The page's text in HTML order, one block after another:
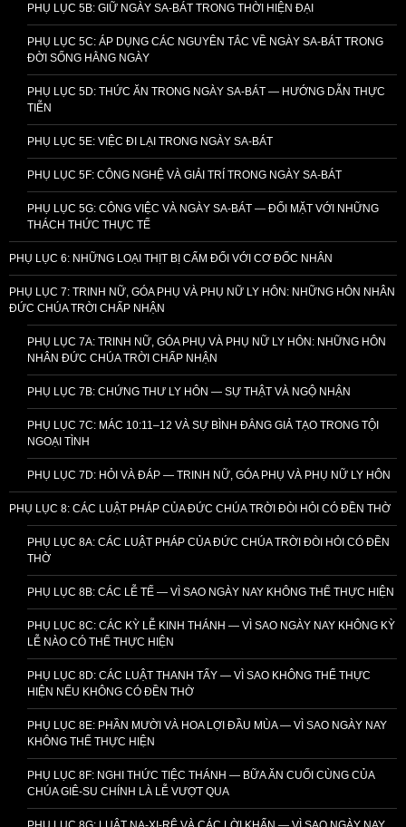
PHỤ LỤC 5B: GIỮ NGÀY SA-BÁT TRONG THỜI HIỆN ĐẠI
PHỤ LỤC 5C: ÁP DỤNG CÁC NGUYÊN TẮC VỀ NGÀY SA-BÁT TRONG
ĐỜI SỐNG HẰNG NGÀY
PHỤ LỤC 5D: THỨC ĂN TRONG NGÀY SA-BÁT — HƯỚNG DẪN THỰC
TIỄN
PHỤ LỤC 5E: VIỆC ĐI LẠI TRONG NGÀY SA-BÁT
PHỤ LỤC 5F: CÔNG NGHỆ VÀ GIẢI TRÍ TRONG NGÀY SA-BÁT
PHỤ LỤC 5G: CÔNG VIỆC VÀ NGÀY SA-BÁT — ĐỐI MẶT VỚI NHỮNG
THÁCH THỨC THỰC TẾ
PHỤ LỤC 6: NHỮNG LOẠI THỊT BỊ CẤM ĐỐI VỚI CƠ ĐỐC NHÂN
PHỤ LỤC 7: TRINH NỮ, GÓA PHỤ VÀ PHỤ NỮ LY HÔN: NHỮNG HÔN NHÂN
ĐỨC CHÚA TRỜI CHẤP NHẬN
PHỤ LỤC 7A: TRINH NỮ, GÓA PHỤ VÀ PHỤ NỮ LY HÔN: NHỮNG HÔN
NHÂN ĐỨC CHÚA TRỜI CHẤP NHẬN
PHỤ LỤC 7B: CHỨNG THƯ LY HÔN — SỰ THẬT VÀ NGỘ NHẬN
PHỤ LỤC 7C: MÁC 10:11–12 VÀ SỰ BÌNH ĐẲNG GIẢ TẠO TRONG TỘI
NGOẠI TÌNH
PHỤ LỤC 7D: HỎI VÀ ĐÁP — TRINH NỮ, GÓA PHỤ VÀ PHỤ NỮ LY HÔN
PHỤ LỤC 8: CÁC LUẬT PHÁP CỦA ĐỨC CHÚA TRỜI ĐÒI HỎI CÓ ĐỀN THỜ
PHỤ LỤC 8A: CÁC LUẬT PHÁP CỦA ĐỨC CHÚA TRỜI ĐÒI HỎI CÓ ĐỀN
THỜ
PHỤ LỤC 8B: CÁC LỄ TẾ — VÌ SAO NGÀY NAY KHÔNG THỂ THỰC HIỆN
PHỤ LỤC 8C: CÁC KỲ LỄ KINH THÁNH — VÌ SAO NGÀY NAY KHÔNG KỲ
LỄ NÀO CÓ THỂ THỰC HIỆN
PHỤ LỤC 8D: CÁC LUẬT THANH TẨY — VÌ SAO KHÔNG THỂ THỰC
HIỆN NẾU KHÔNG CÓ ĐỀN THỜ
PHỤ LỤC 8E: PHẦN MƯỜI VÀ HOA LỢI ĐẦU MÙA — VÌ SAO NGÀY NAY
KHÔNG THỂ THỰC HIỆN
PHỤ LỤC 8F: NGHI THỨC TIỆC THÁNH — BỮA ĂN CUỐI CÙNG CỦA
CHÚA GIÊ-SU CHÍNH LÀ LỄ VƯỢT QUA